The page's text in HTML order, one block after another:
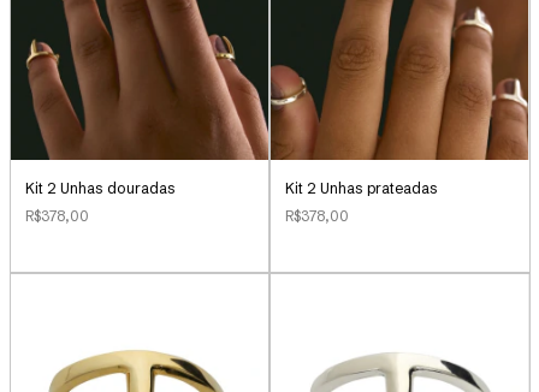
Kit 2 Unhas douradas
R$378,00
Kit 2 Unhas prateadas
R$378,00